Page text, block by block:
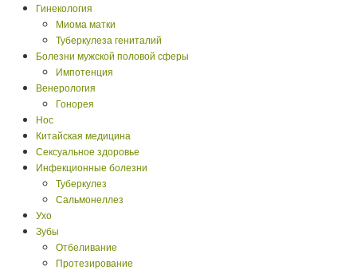
Гинекология
Миома матки
Туберкулеза гениталий
Болезни мужской половой сферы
Импотенция
Венерология
Гонорея
Нос
Китайская медицина
Сексуальное здоровье
Инфекционные болезни
Туберкулез
Сальмонеллез
Ухо
Зубы
Отбеливание
Протезирование